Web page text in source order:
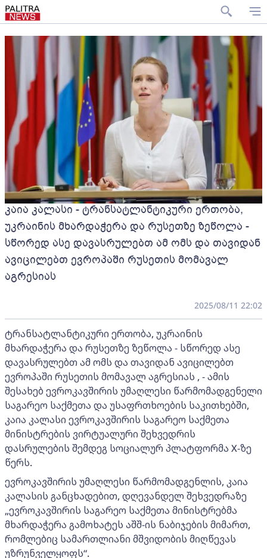
კაია კალასი - ტრანსატლანტიკური ერთობა,
უკრაინის მხარდაჭერა და რუსეთზე ზეწოლა -
სწორედ ასე დავასრულებთ ამ ომს და თავიდან
ავიცილებთ ევროპაში რუსეთის მომავალ
აგრესიას
2025/08/11 22:02
ტრანსატლანტიკური ერთობა, უკრაინის
მხარდაჭერა და რუსეთზე ზეწოლა - სწორედ ასე
დავასრულებთ ამ ომს და თავიდან ავიცილებთ
ევროპაში რუსეთის მომავალ აგრესიას , - ამის
შესახებ ევროკავშირის უმაღლესი წარმომადგენელი
საგარეო საქმეთა და უსაფრთხოების საკითხებში,
კაია კალასი ევროკავშირის საგარეო საქმეთა
მინისტრების ვირტუალური შეხვედრის
დასრულების შემდეგ სოციალურ პლატფორმა X-ზე
წერს.
ევროკავშირის უმაღლესი წარმომადგენლის, კაია
კალასის განცხადებით, დღევანდელ შეხვედრაზე
„ევროკავშირის საგარეო საქმეთა მინისტრებმა
მხარდაჭერა გამოხატეს აშშ-ის ნაბიჯების მიმართ,
რომლებიც სამართლიანი მშვიდობის მიღწევას
უზრუნველყოფს“.